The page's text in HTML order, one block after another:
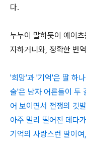
다.
누누이 말하듯이 예이
자하거니와, 정확한 번
'희망'과 '기억'은 딸 하
술'은 남자 어른들이 두
어 보이면서 전쟁의 깃
아주 멀리 떨어진 데다
기억의 사랑스런 딸이